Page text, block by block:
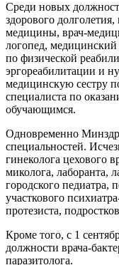
Среди новых
здорового
медицины, врач-
логопед, медицинский
по физической
эргореабилитации и
медицинскую сестру
специалиста по
обучающимся.
Одновременно
специальностей.
гинеколога цехового
миколога, лаборанта,
городского педиатра,
участкового
протезиста,
Кроме того, с 1
должности врача-
паразитолога.